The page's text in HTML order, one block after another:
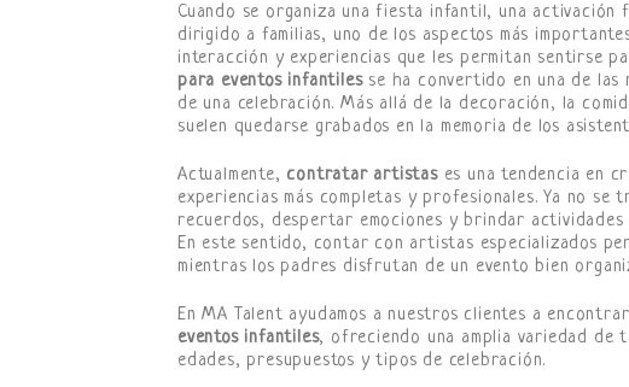
Cuando se organiza una fiesta infantil, una
dirigido a familias, uno de los aspectos más
interacción y experiencias que les permitan sentirse
para eventos infantilesse ha convertido en una de las
de una celebración. Más allá de la decoración, la
suelen quedarse grabados en la memoria de los
Actualmente, contratar artistases una tendencia en
experiencias más completas y profesionales. Ya no
recuerdos, despertar emociones y brindar
En este sentido, contar con artistas especializados
mientras los padres disfrutan de un evento bien
En MA Talent ayudamos a nuestros clientes a
eventos infantiles, ofreciendo una amplia variedad de
edades, presupuestos y tipos de celebración.